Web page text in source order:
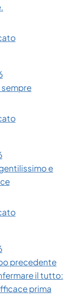
e
precedente
il tutto:
prima